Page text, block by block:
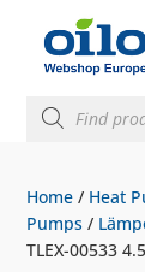
search
Home / Heat
Pumps /
TLEX-00533